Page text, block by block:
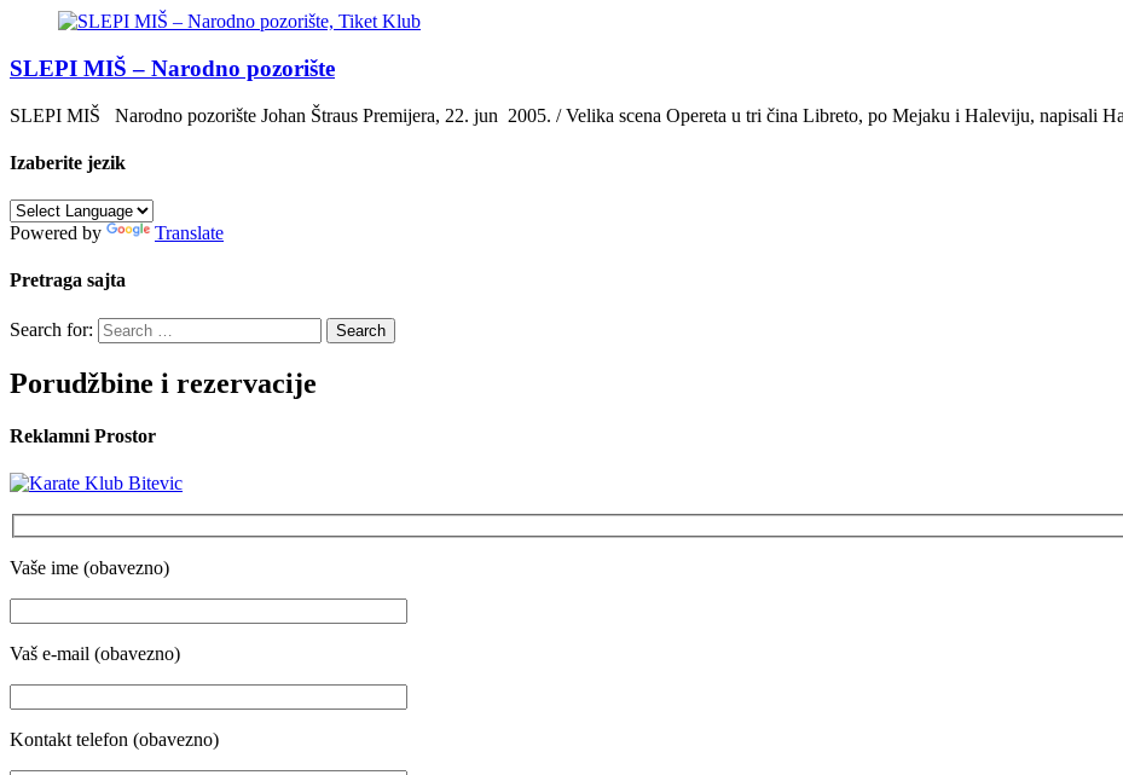
SLEPI MIŠ – Nаrodno pozorište
SLEPI MIŠ Nаrodno pozorište Johan Štraus Premijera, 22. jun 2005. / Velika scena Opereta u tri čina Libreto, po Mejaku i Haleviju, napisali
Izaberite jezik
Powered by Translate
Pretraga sajta
Search for:
Porudžbine i rezervacije
Reklamni Prostor
Vaše ime (obavezno)
Vaš e-mail (obavezno)
Kontakt telefon (obavezno)